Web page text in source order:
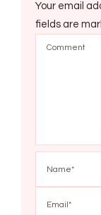
Your email
fields are